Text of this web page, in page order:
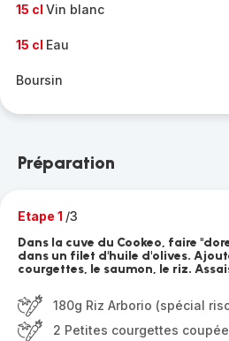
15 cl Vin blanc
15 cl Eau
Boursin
Préparation
Etape 1 /3
Dans la cuve du Cookeo, faire
dans un filet d'huile d'olives.
courgettes, le saumon, le riz.
180g Riz Arborio (spécial
2 Petites courgettes